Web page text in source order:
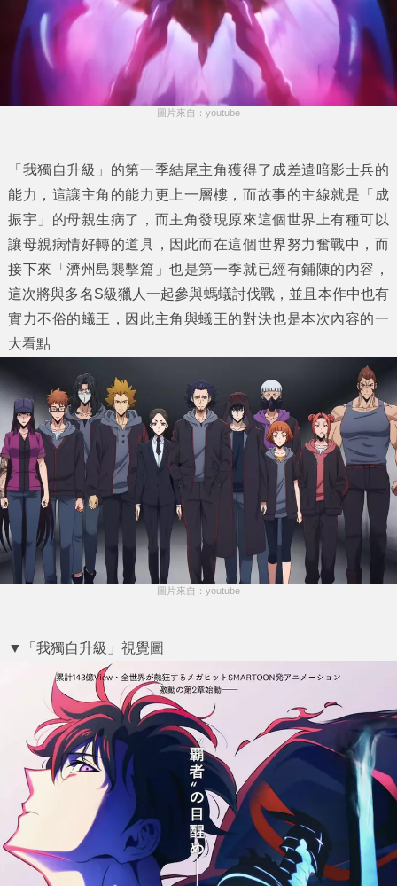
圖片來自：youtube
「我獨自升級」的第一季結尾主角獲得了成差遣暗影士兵的
能力，這讓主角的能力更上一層樓，而故事的主線就是「成
振宇」的母親生病了，而主角發現原來這個世界上有種可以
讓母親病情好轉的道具，因此而在這個世界努力奮戰中，而
接下來「濟州島襲擊篇」也是第一季就已經有鋪陳的內容，
這次將與多名S級獵人一起參與螞蟻討伐戰，並且本作中也有
實力不俗的蟻王，因此主角與蟻王的對決也是本次內容的一
大看點
圖片來自：youtube
▼「我獨自升級」視覺圖